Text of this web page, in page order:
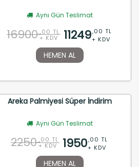
Aynı Gün Teslimat
16900 ,00 TL
+ KDV 11249,00 TL
+ KDV
HEMEN AL
Areka Palmiyesi Süper İndirim
Aynı Gün Teslimat
2250 ,00 TL
+ KDV 1950,00 TL
+ KDV
HEMEN AL